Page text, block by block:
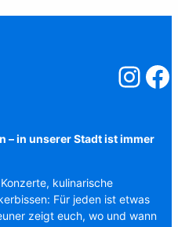
– in unserer Stadt ist immer
kulinarische
Für jeden ist etwas
zeigt euch, wo und wann